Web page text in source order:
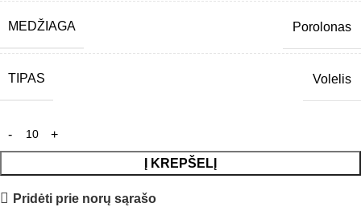
MEDŽIAGA Porolonas
TIPAS Volelis
Į KREPŠELĮ
Pridėti prie norų sąrašo